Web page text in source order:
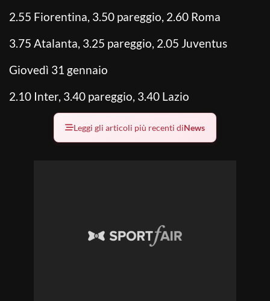
2.55 Fiorentina, 3.50 pareggio, 2.60 Roma
3.75 Atalanta, 3.25 pareggio, 2.05 Juventus
Giovedì 31 gennaio
2.10 Inter, 3.40 pareggio, 3.40 Lazio
Leggi gli articoli più recenti diNews